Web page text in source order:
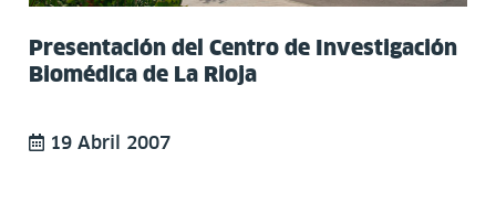
Presentación del Centro de Investigación
Biomédica de La Rioja
19 Abril 2007